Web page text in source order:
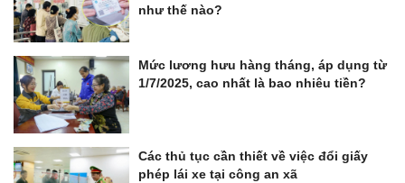
như thế nào?
Mức lương hưu hàng tháng, áp dụng từ
1/7/2025, cao nhất là bao nhiêu tiền?
Các thủ tục cần thiết về việc đổi giấy
phép lái xe tại công an xã